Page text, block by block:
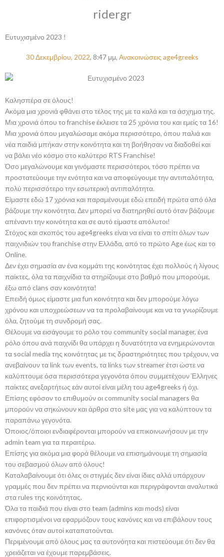
ridergr
Ευτυχισμένο 2023 !
30 Δεκεμβρίου, 2022, 8:47 μμ, Ανακοινώσεις age4greeks
Καλησπέρα σε όλους!
Ακόμα μια χρονιά φθάνει στο τέλος της με τα καλά και τα άσχημα της.
Μια χρονιά όπου το franchise έκλεισε τα 25 χρόνια του και εμείς τα 16!
Μια χρονιά όπου μεγαλώσαμε ακόμα περισσότερο, όπου παλιά και
νέα παιδιά μπήκαν στην κοινότητα και τη βοήθησαν να διαδοθεί και
να βάλει νέο κόσμο στο καλύτερο RTS Franchise!
Όσο μεγαλώνουμε και γινόμαστε περισσότεροι, τόσο πρέπει να
προστατεύουμε την ενότητα και να αποφεύγουμε την αντιπαλότητα,
πολύ περισσότερο την εσωτερική αντιπαλότητα.
Είμαστε εδώ 17 χρόνια και παραμένουμε εδώ επειδή πρώτα από όλα
βάζουμε την κοινότητα. Δεν μπορεί να διατηρηθεί αυτό όταν βάζουμε
απέναντι την κοινότητα και σε αυτό είμαστε απόλυτοι!
Στόχος και σκοπός του age4greeks είναι να είναι το σπίτι όλων των
παιχνιδιών του franchise στην Ελλάδα, από το πρώτο Age έως και το
Online.
Δεν έχει σημασία αν ένα κομμάτι της κοινότητας έχει πολλούς ή λίγους
παίκτες, όλα τα παιχνίδια τα στηρίζουμε στο βαθμό που μπορούμε,
έξω από clans σαν κοινότητα!
Επειδή όμως είμαστε μια fun κοινότητα και δεν μπορούμε λόγω
χρόνου και υποχρεώσεων να τα προλαβαίνουμε και να τα γνωρίζουμε
όλα, ζητούμε τη συνδρομή σας.
Θέλουμε να εισάγουμε το ρόλο του community social manager, ένα
ρόλο όπου ανά παιχνίδι θα υπάρχει η δυνατότητα να ενημερώνονται
τα social media της κοινότητας με τις δραστηριότητες που τρέχουν, να
ανεβαίνουν τα link των events, τα links των streamer έτσι ώστε να
καλύπτουμε όσα περισσότερα γεγονότα όπου συμμετέχουν Έλληνες
παίκτες ανεξαρτήτως εάν αυτοί είναι μέλη του age4greeks ή όχι.
Επίσης εφόσον το επιθυμούν οι community social managers θα
μπορούν να σηκώνουν και άρθρα στο site μας για να καλύπτουν τα
παραπάνω γεγονότα.
Όποιος/όποιοι ενδιαφέρονται μπορούν να επικοινωνήσουν με την
admin team για τα περαιτέρω.
Επίσης για ακόμα μια φορά θέλουμε να επισημάνουμε τη σημασία
του σεβασμού όλων από όλους!
Καταλαβαίνουμε ότι όλες οι στιγμές δεν είναι ίδιες αλλά υπάρχουν
γραμμές που δεν πρέπει να περνιούνται και περιγράφονται αναλυτικά
στα rules της κοινότητας.
Όλα τα παιδιά που είναι στο team (admins και mods) είναι
επιφορτισμένοι να εφαρμόζουν τους κανόνες και να επιβάλουν τους
κανόνες όταν αυτοί καταπατούνται.
Περιμένουμε από όλους μας τα αυτονόητα και πιστεύουμε ότι δεν θα
χρειάζεται να έχουμε παρεμβάσεις.